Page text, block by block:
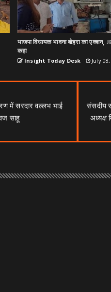
भाजपा विधायक भावना बोहरा का एक्शन,
कहा
Insight Today Desk July 08,
में सरदार वल्लभ भाई
साहू
संसदीय
अध्यक्ष